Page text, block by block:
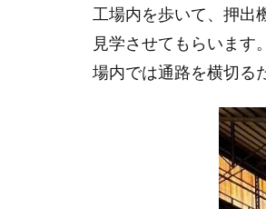
工場内を歩いて、押出
見学させてもらいます。
場内では通路を横切る